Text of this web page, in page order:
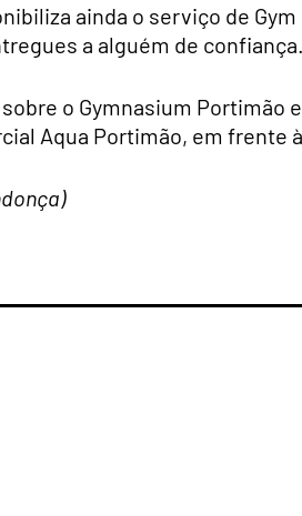
ainda o serviço de
a alguém de confiança.
o Gymnasium Portimão
Aqua Portimão, em frente